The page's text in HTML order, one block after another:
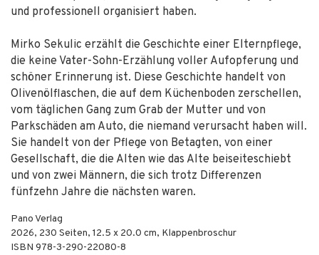
und professionell organisiert haben.
Mirko Sekulic erzählt die Geschichte einer Elternpflege,
die keine Vater-Sohn-Erzählung voller Aufopferung und
schöner Erinnerung ist. Diese Geschichte handelt von
Olivenölflaschen, die auf dem Küchenboden zerschellen,
vom täglichen Gang zum Grab der Mutter und von
Parkschäden am Auto, die niemand verursacht haben will.
Sie handelt von der Pflege von Betagten, von einer
Gesellschaft, die die Alten wie das Alte beiseiteschiebt
und von zwei Männern, die sich trotz Differenzen
fünfzehn Jahre die nächsten waren.
Pano Verlag
2026, 230 Seiten, 12.5 x 20.0 cm, Klappenbroschur
ISBN 978-3-290-22080-8